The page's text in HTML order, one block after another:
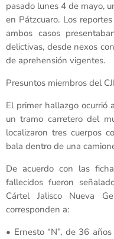
pasado lunes 4 de mayo,
en Pátzcuaro. Los
ambos casos
delictivas, desde nexos
de aprehensión vigentes.
Presuntos miembros del
El primer hallazgo ocurrió
un tramo carretero del
localizaron tres cuerpos
bala dentro de una
De acuerdo con las
fallecidos fueron
Cártel Jalisco Nueva
corresponden a:
• Ernesto “N”, de 36